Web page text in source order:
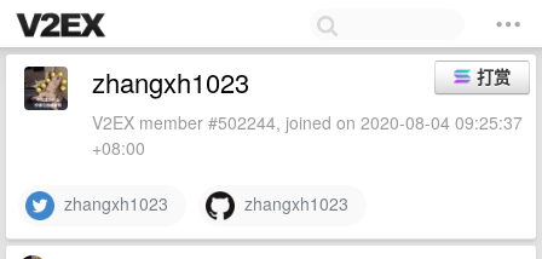
打赏
zhangxh1023
V2EX member #502244, joined on 2020-08-04 09:25:37
+08:00
zhangxh1023 zhangxh1023